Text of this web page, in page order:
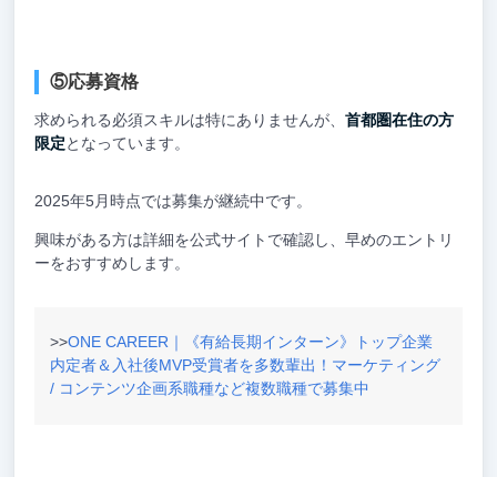
⑤応募資格
求められる必須スキルは特にありませんが、 首都圏在住の方
限定となっています。
2025年5月時点では募集が継続中です。
興味がある方は詳細を公式サイトで確認し、早めのエントリ
ーをおすすめします。
>>ONE CAREER｜《有給長期インターン》トップ企業
内定者＆入社後MVP受賞者を多数輩出！マーケティング
/ コンテンツ企画系職種など複数職種で募集中